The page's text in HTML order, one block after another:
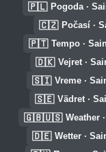
🇵🇱 Pogoda ·
🇨🇿 Počasí ·
🇵🇹 Tempo ·
🇩🇰 Vejret ·
🇸🇮 Vreme ·
🇸🇪 Vädret ·
🇬🇧🇺🇸 Weather
🇩🇪 Wetter ·